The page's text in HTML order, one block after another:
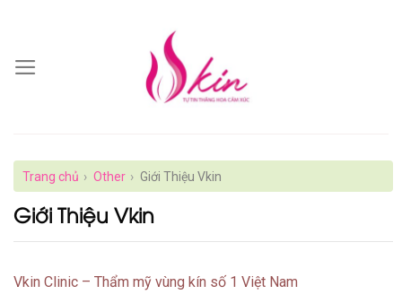
Trang chủ › Other › Giới Thiệu Vkin
Giới Thiệu Vkin
Vkin Clinic – Thẩm mỹ vùng kín số 1 Việt Nam